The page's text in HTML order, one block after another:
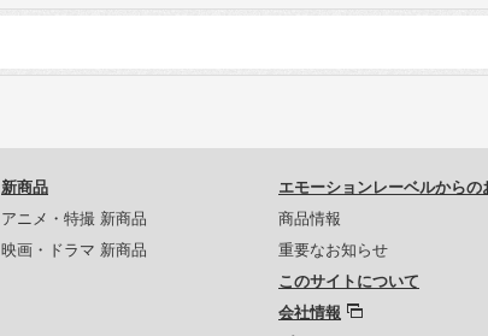
新商品
アニメ・特撮 新商品
映画・ドラマ 新商品
エモーションレーベルからの
商品情報
重要なお知らせ
このサイトについて
会社情報